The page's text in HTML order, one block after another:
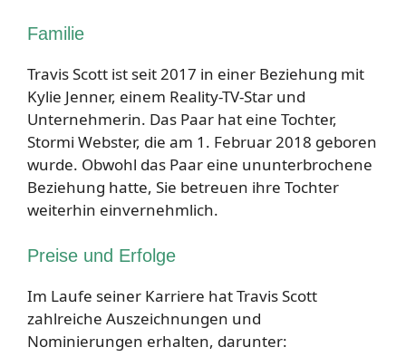
Familie
Travis Scott ist seit 2017 in einer Beziehung mit
Kylie Jenner, einem Reality-TV-Star und
Unternehmerin. Das Paar hat eine Tochter,
Stormi Webster, die am 1. Februar 2018 geboren
wurde. Obwohl das Paar eine ununterbrochene
Beziehung hatte, Sie betreuen ihre Tochter
weiterhin einvernehmlich.
Preise und Erfolge
Im Laufe seiner Karriere hat Travis Scott
zahlreiche Auszeichnungen und
Nominierungen erhalten, darunter: